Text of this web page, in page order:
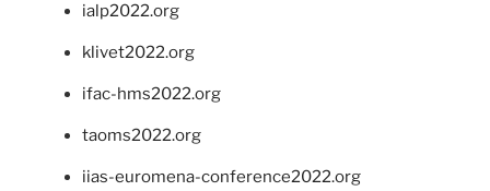
ialp2022.org
klivet2022.org
ifac-hms2022.org
taoms2022.org
iias-euromena-conference2022.org